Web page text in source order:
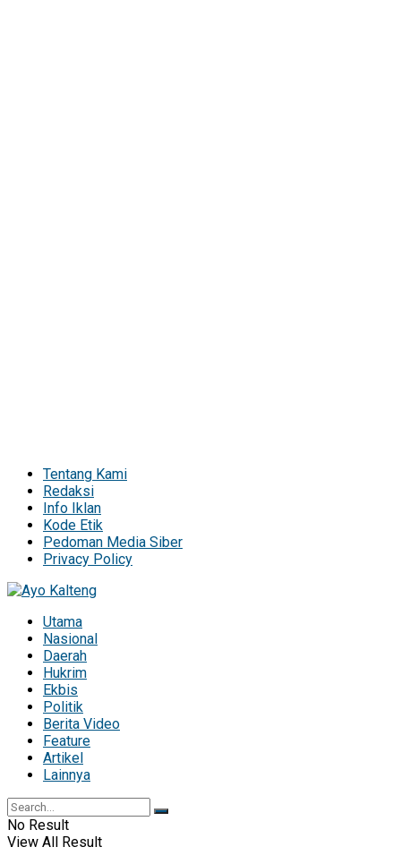
Tentang Kami
Redaksi
Info Iklan
Kode Etik
Pedoman Media Siber
Privacy Policy
Utama
Nasional
Daerah
Hukrim
Ekbis
Politik
Berita Video
Feature
Artikel
Lainnya
No Result
View All Result